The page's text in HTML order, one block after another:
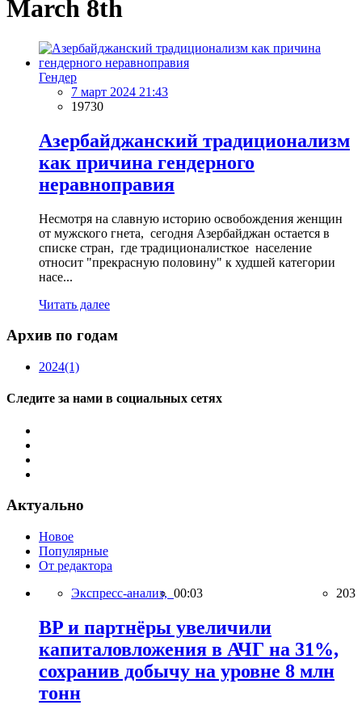
March 8th
Гендер
7 март 2024 21:43
19730
Азербайджанский традиционализм
как причина гендерного
неравноправия
Несмотря на славную историю освобождения женщин
от мужского гнета, сегодня Азербайджан остается в
списке стран, где традиционалисткое население
относит "прекрасную половину" к худшей категории
насе...
Читать далее
Архив по годам
2024(1)
Следите за нами в социальных сетях
Актуально
Новое
Популярные
От редактора
Экспресс-анализ, 00:03 203
BP и партнёры увеличили
капиталовложения в АЧГ на 31%,
сохранив добычу на уровне 8 млн
тонн